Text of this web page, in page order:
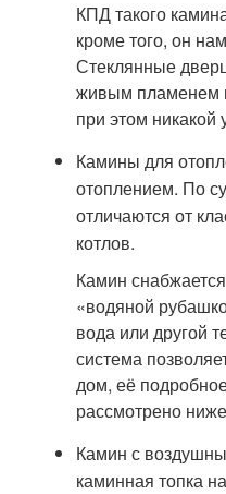
КПД такого
кроме того, он
Стеклянные
живым пламенем
при этом никакой
Камины для
отоплением. По
отличаются от
котлов.
Камин
«водяной
вода или другой
система
дом, её
рассмотрено
Камин с
каминная топка